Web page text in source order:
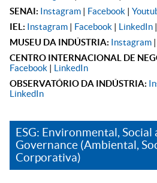
SENAI: Instagram | Facebook |
IEL: Instagram | Facebook | LinkedIn |
MUSEU DA INDÚSTRIA: Instagram |
CENTRO INTERNACIONAL DE
Facebook | LinkedIn
OBSERVATÓRIO DA INDÚSTRIA:
LinkedIn
ESG: Environmental,
Governance (Ambiental,
Corporativa)